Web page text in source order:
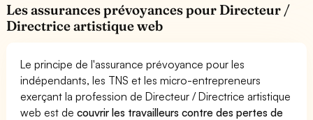
Les assurances prévoyances pour Directeur /
Directrice artistique web
Le principe de l'assurance prévoyance pour les
indépendants, les TNS et les micro-entrepreneurs
exerçant la profession de Directeur / Directrice artistique
web est decouvrir les travailleurs contre des pertes de